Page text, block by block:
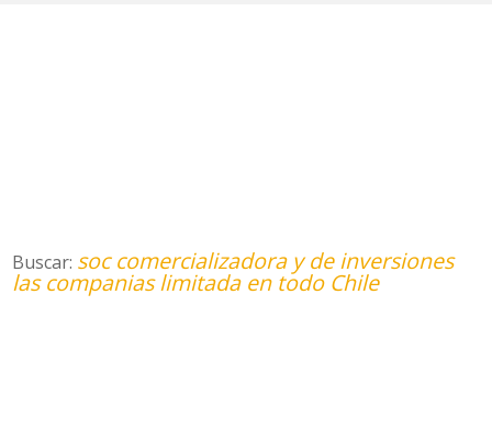
Buscar: soc comercializadora y de inversiones
las companias limitada en todo Chile